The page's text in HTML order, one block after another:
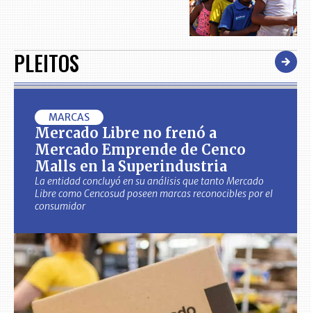
PLEITOS
MARCAS
Mercado Libre no frenó a
Mercado Emprende de Cenco
Malls en la Superindustria
La entidad concluyó en su análisis que tanto Mercado
Libre como Cencosud poseen marcas reconocibles por el
consumidor